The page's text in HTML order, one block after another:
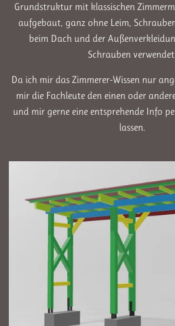
Grundstruktur mit klassischen
aufgebaut, ganz ohne Leim,
beim Dach und der
Schrauben verwendet.
Da ich mir das Zimmerer-Wissen nur
mir die Fachleute den einen oder
und mir gerne eine entsprehende Info
lassen.